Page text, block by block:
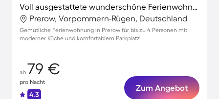
Voll ausgestattete wunderschöne Ferienwohnung mit Terrasse
Prerow, Vorpommern-Rügen, Deutschland
Gemütliche Ferienwohnung in Prerow für bis zu 4 Personen mit
moderner Küche und komfortablem Parkplatz
ab 79 €
pro Nacht
4.3
Zum Angebot